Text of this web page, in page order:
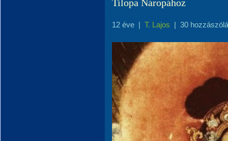
Tilopa Náropához
12 éve | T. Lajos | 30